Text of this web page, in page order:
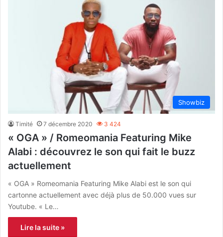
Showbiz
Timité 7 décembre 2020 3 424
« OGA » / Romeomania Featuring Mike
Alabi : découvrez le son qui fait le buzz
actuellement
« OGA » Romeomania Featuring Mike Alabi est le son qui
cartonne actuellement avec déjà plus de 50.000 vues sur
Youtube. « Le…
Lire la suite »